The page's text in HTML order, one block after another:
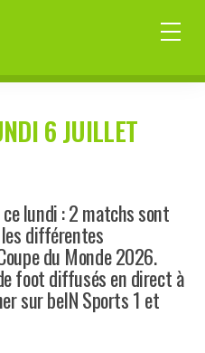
6 JUILLET
lundi : 2 matchs sont
les différentes
du Monde 2026.
foot diffusés en direct à
sur beIN Sports 1 et